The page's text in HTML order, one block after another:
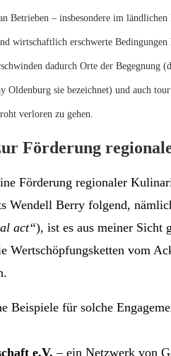
Betrieben – insbesondere im
wirtschaftlich erschwerte
dadurch Orte der Begegnung
Oldenburg sie bezeichnet) und auch
verloren zu gehen.
Förderung
Förderung regionaler
Wendell Berry folgend,
act“), ist es aus meiner Sicht
Wertschöpfungsketten vom
Beispiele für solche
e.V. – ein Netzwerk von